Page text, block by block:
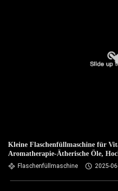
Kleine Flaschenfüllmaschine für
Aromatherapie-Ätherische Öle,
Produktionsmaschine mit Siphon-
Flaschenfüllmaschine 2025-